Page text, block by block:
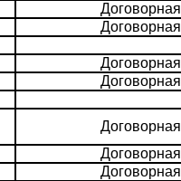
Договорная
Договорная
Договорная
Договорная
Договорная
Договорная
Договорная